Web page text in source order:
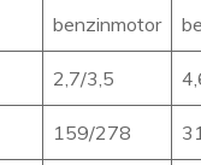
benzinmotor
2,7/3,5
159/278